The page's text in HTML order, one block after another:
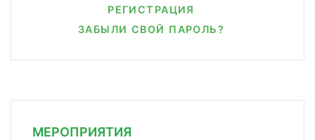
РЕГИСТРАЦИЯ
ЗАБЫЛИ СВОЙ ПАРОЛЬ?
МЕРОПРИЯТИЯ